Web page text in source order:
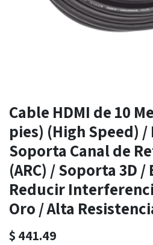
Cable HDMI de 10
pies) (High Speed)
Soporta Canal de
(ARC) / Soporta 3D
Reducir
Oro / Alta
$ 441.49